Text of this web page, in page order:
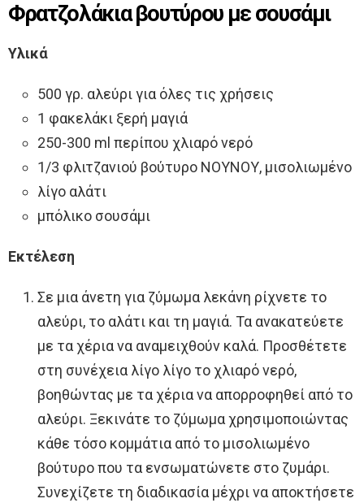
Φρατζολάκια βουτύρου με σουσάμι
Υλικά
500 γρ. αλεύρι για όλες τις χρήσεις
1 φακελάκι ξερή μαγιά
250-300 ml περίπου χλιαρό νερό
1/3 φλιτζανιού βούτυρο ΝΟΥΝΟΥ, μισολιωμένο
λίγο αλάτι
μπόλικο σουσάμι
Εκτέλεση
Σε μια άνετη για ζύμωμα λεκάνη ρίχνετε το
αλεύρι, το αλάτι και τη μαγιά. Τα ανακατεύετε
με τα χέρια να αναμειχθούν καλά. Προσθέτετε
στη συνέχεια λίγο λίγο το χλιαρό νερό,
βοηθώντας με τα χέρια να απορροφηθεί από το
αλεύρι. Ξεκινάτε το ζύμωμα χρησιμοποιώντας
κάθε τόσο κομμάτια από το μισολιωμένο
βούτυρο που τα ενσωματώνετε στο ζυμάρι.
Συνεχίζετε τη διαδικασία μέχρι να αποκτήσετε